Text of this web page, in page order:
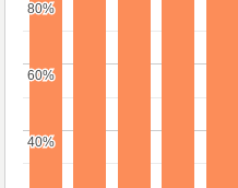
40%
40%
60%
60%
80%
80%